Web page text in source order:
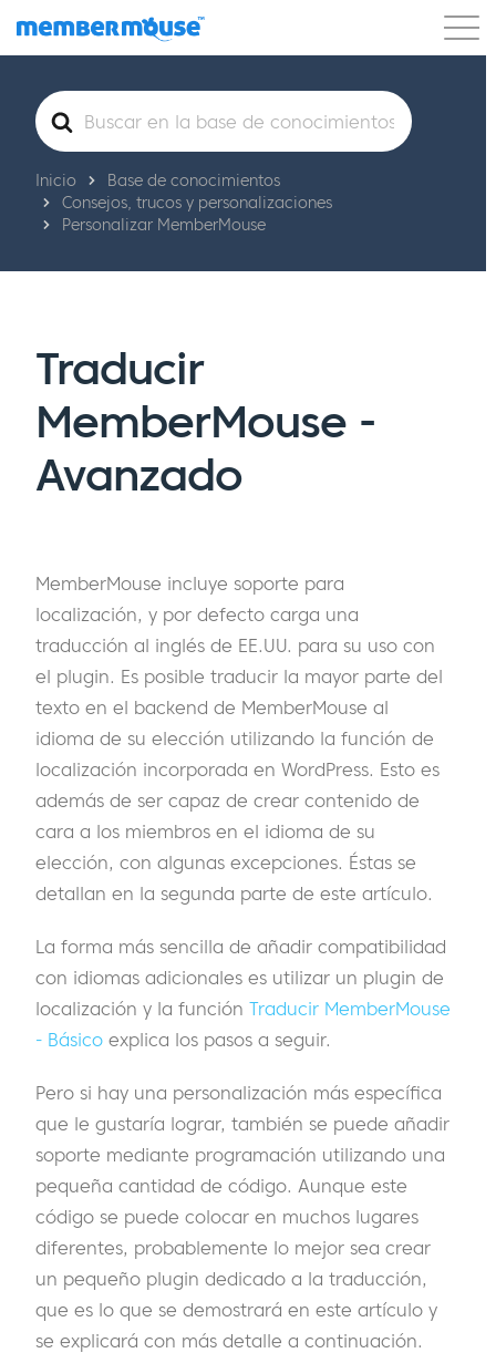
Características Clientes Precios
Buscar
Inicio
Base de conocimientos
Consejos, trucos y personalizaciones
Personalizar MemberMouse
Traducir
MemberMouse -
Avanzado
MemberMouse incluye soporte para
localización, y por defecto carga una
traducción al inglés de EE.UU. para su uso con
el plugin. Es posible traducir la mayor parte del
texto en el backend de MemberMouse al
idioma de su elección utilizando la función de
localización incorporada en WordPress. Esto es
además de ser capaz de crear contenido de
cara a los miembros en el idioma de su
elección, con algunas excepciones. Éstas se
detallan en la segunda parte de este artículo.
La forma más sencilla de añadir compatibilidad
con idiomas adicionales es utilizar un plugin de
localización y la función Traducir MemberMouse
- Básico explica los pasos a seguir.
Pero si hay una personalización más específica
que le gustaría lograr, también se puede añadir
soporte mediante programación utilizando una
pequeña cantidad de código. Aunque este
código se puede colocar en muchos lugares
diferentes, probablemente lo mejor sea crear
un pequeño plugin dedicado a la traducción,
que es lo que se demostrará en este artículo y
se explicará con más detalle a continuación.